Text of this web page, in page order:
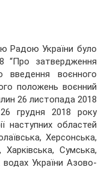
Радою України було
“Про затвердження
введення воєнного
положень воєнний
26 листопада 2018
грудня 2018 року
наступних областей
Херсонська,
Сумська,
водах України Азово-